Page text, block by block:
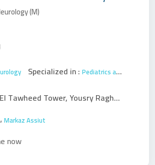
(M)
Specialized in : Pediatrics and New Born
Tower, Yousry Ragheb Extension - Floor 3 - First of Sadat
، Markaz Assiut
now